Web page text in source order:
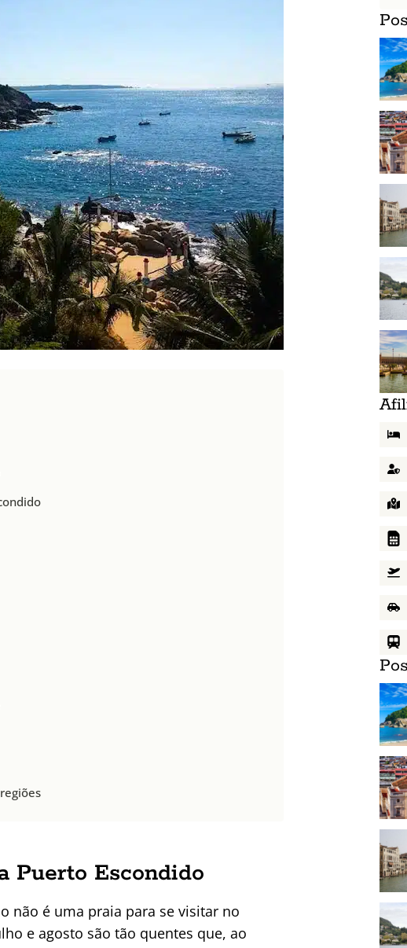
Puerto Escondido
não é uma praia para se visitar no
e agosto são tão quentes que, ao